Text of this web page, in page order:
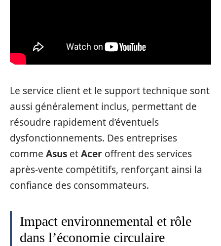
Le service client et le support technique sont
aussi généralement inclus, permettant de
résoudre rapidement d’éventuels
dysfonctionnements. Des entreprises
comme Asus etAcer offrent des services
après-vente compétitifs, renforçant ainsi la
confiance des consommateurs.
Impact environnemental et rôle
dans l’économie circulaire